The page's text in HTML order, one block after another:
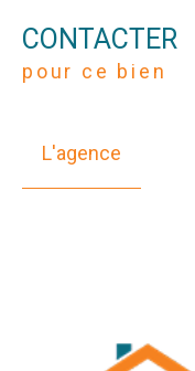
CONTACTER
pour ce bien
L'agence